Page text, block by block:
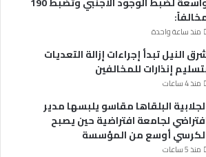
منذ ساعة واحدة
النيل تبدأ إجراءات إزالة التعديات
إنذارات للمخالفين
منذ 4 ساعات
البلقاها مقاسو يلبسها ​مدير
لجامعة افتراضية حين يصبح
أوسع من المؤسسة
منذ 5 ساعات